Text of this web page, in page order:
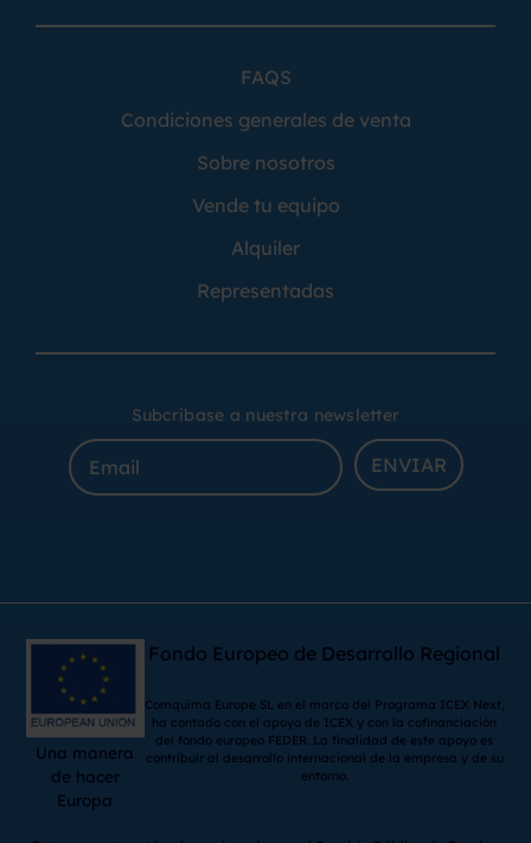
FAQS
Condiciones generales de venta
Sobre nosotros
Vende tu equipo
Alquiler
Representadas
Subcribase a nuestra newsletter
ENVIAR
Una manera
de hacer
Europa
Fondo Europeo de Desarrollo Regional
Comquima Europe SL en el marco del Programa ICEX Next,
ha contado con el apoyo de ICEX y con la cofinanciación
del fondo europeo FEDER. La finalidad de este apoyo es
contribuir al desarrollo internacional de la empresa y de su
entorno.